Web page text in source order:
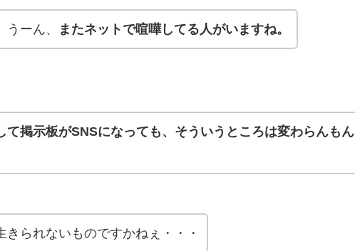
うーん、 またネットで喧嘩してる人がいますね。
て掲示板がSNSになっても、そういうところは変わらんもん
きられないものですかねぇ・・・